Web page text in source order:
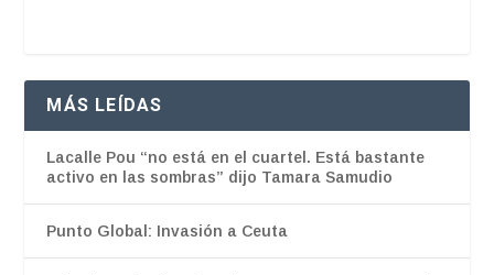
MÁS LEÍDAS
Lacalle Pou “no está en el cuartel. Está bastante
activo en las sombras” dijo Tamara Samudio
Punto Global: Invasión a Ceuta